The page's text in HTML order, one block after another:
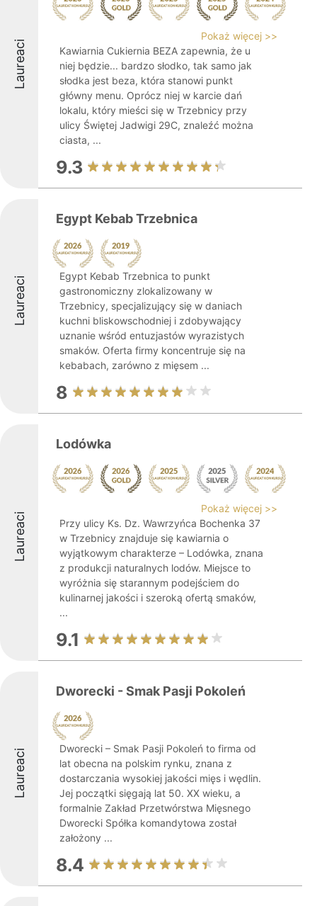
Laureaci
Pokaż więcej >>
Kawiarnia Cukiernia BEZA zapewnia, że u
niej będzie... bardzo słodko, tak samo jak
słodka jest beza, która stanowi punkt
główny menu. Oprócz niej w karcie dań
lokalu, który mieści się w Trzebnicy przy
ulicy Świętej Jadwigi 29C, znaleźć można
ciasta, ...
9.3
Laureaci
Egypt Kebab Trzebnica
Egypt Kebab Trzebnica to punkt
gastronomiczny zlokalizowany w
Trzebnicy, specjalizujący się w daniach
kuchni bliskowschodniej i zdobywający
uznanie wśród entuzjastów wyrazistych
smaków. Oferta firmy koncentruje się na
kebabach, zarówno z mięsem ...
8
Laureaci
Lodówka
Pokaż więcej >>
Przy ulicy Ks. Dz. Wawrzyńca Bochenka 37
w Trzebnicy znajduje się kawiarnia o
wyjątkowym charakterze – Lodówka, znana
z produkcji naturalnych lodów. Miejsce to
wyróżnia się starannym podejściem do
kulinarnej jakości i szeroką ofertą smaków,
...
9.1
Laureaci
Dworecki - Smak Pasji Pokoleń
Dworecki – Smak Pasji Pokoleń to firma od
lat obecna na polskim rynku, znana z
dostarczania wysokiej jakości mięs i wędlin.
Jej początki sięgają lat 50. XX wieku, a
formalnie Zakład Przetwórstwa Mięsnego
Dworecki Spółka komandytowa został
założony ...
8.4